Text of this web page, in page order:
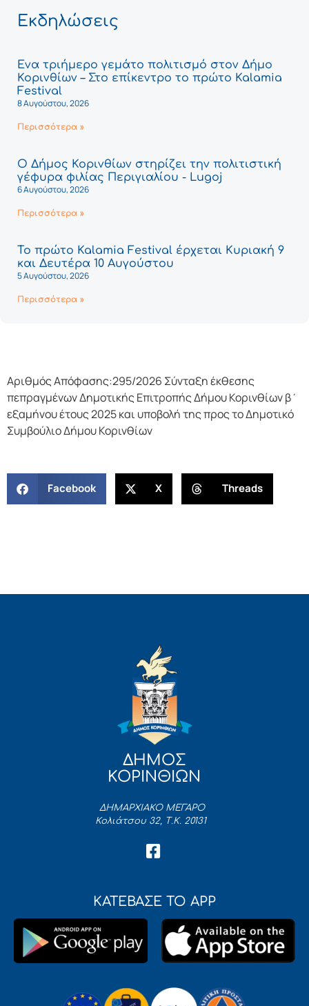
Εκδηλώσεις
Ένα τριήμερο γεμάτο πολιτισμό στον Δήμο
Κορινθίων – Στο επίκεντρο το πρώτο Kalamia
Festival
8 Αυγούστου, 2026
Περισσότερα »
Ο Δήμος Κορινθίων στηρίζει την πολιτιστική
γέφυρα φιλίας Περιγιαλίου - Lugoj
6 Αυγούστου, 2026
Περισσότερα »
Το πρώτο Kalamia Festival έρχεται Κυριακή 9
και Δευτέρα 10 Αυγούστου
5 Αυγούστου, 2026
Περισσότερα »
Αριθμός Απόφασης:295/2026 Σύνταξη έκθεσης
πεπραγμένων Δημοτικής Επιτροπής Δήμου Κορινθίων β΄
εξαμήνου έτους 2025 και υποβολή της προς το Δημοτικό
Συμβούλιο Δήμου Κορινθίων
Facebook X Threads
ΔΗΜΟΣ
ΚΟΡΙΝΘΙΩΝ
ΔΗΜΑΡΧΙΑΚΟ ΜΕΓΑΡΟ
Κολιάτσου 32, Τ.Κ. 20131
ΚΑΤΕΒΑΣΕ ΤΟ APP